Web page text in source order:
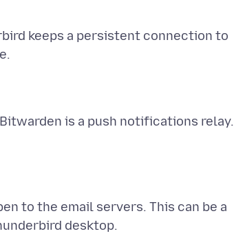
keeps a persistent connection to
is a push notifications relay.
to the email servers. This can be a